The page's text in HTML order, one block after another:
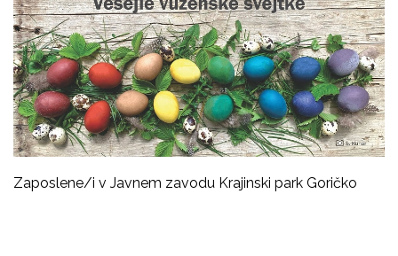
Zaposlene/i v Javnem zavodu Krajinski park Goričko